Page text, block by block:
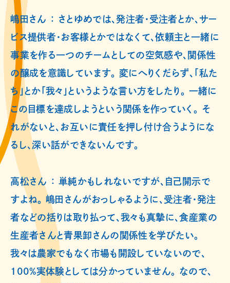
嶋田さん ： さとゆめでは、発注者・受注者とか、サー
ビス提供者・お客様とかではなくて、依頼主と一緒に
事業を作る一つのチームとしての空気感や、関係性
の醸成を意識しています。 変にへりくだらず、「私た
ち」とか「我々」というような言い方をしたり。 一緒に
この目標を達成しようという関係を作っていく。 そ
れがないと、お互いに責任を押し付け合うようにな
るし、深い話ができないんです。
高松さん ： 単純かもしれないですが、自己開示で
すよね。 嶋田さんがおっしゃるように、受注者・発注
者などの括りは取り払って、我々も真摯に、食産業の
生産者さんと青果卸さんの関係性を学びたい。
我々は農家でもなく市場も開設していないので、
100%実体験としては分かっていません。 なので、